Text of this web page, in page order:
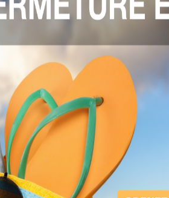
mieux comprendre ses
de cette condition.
influencer. Pour
l’assécher. Optez pour